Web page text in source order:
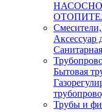
Аксессуар
Бытовая
Трубы и